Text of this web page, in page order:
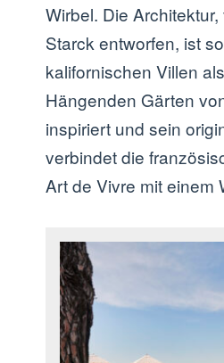
Wirbel. Die
Starck entworfen, ist
kalifornischen Villen
Hängenden Gärten
inspiriert und sein
verbindet die
Art de Vivre mit einem